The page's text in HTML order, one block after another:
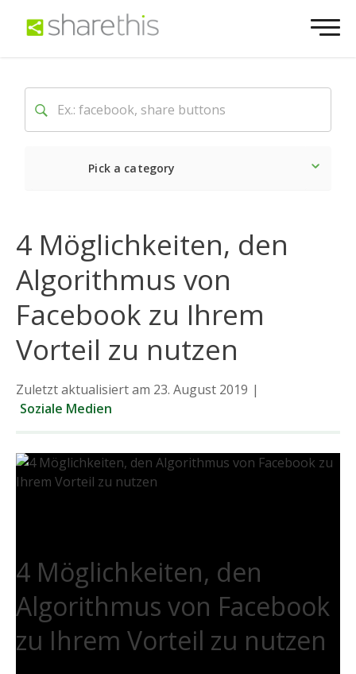
Pick a category
4 Möglichkeiten, den
Algorithmus von
Facebook zu Ihrem
Vorteil zu nutzen
Zuletzt aktualisiert am 23. August 2019 |
Soziale Medien
4 Möglichkeiten, den
Algorithmus von Facebook
zu Ihrem Vorteil zu nutzen